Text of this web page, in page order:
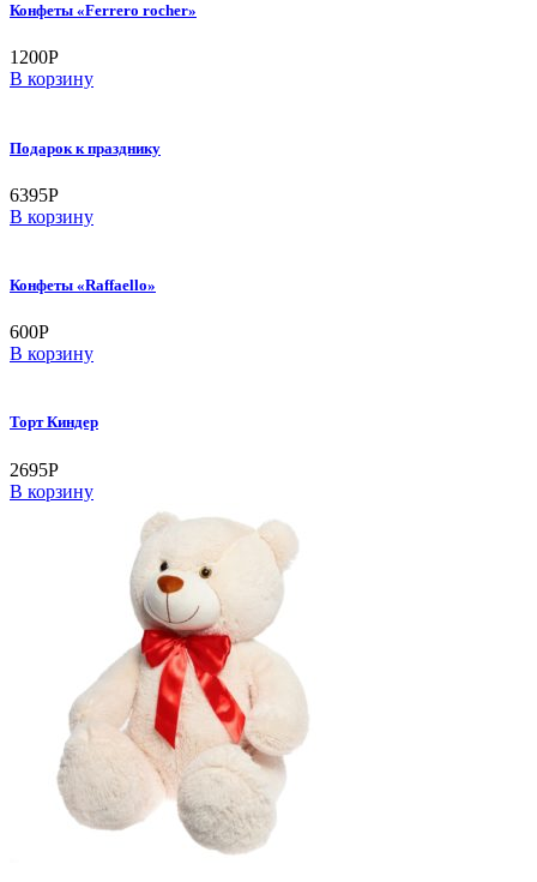
Конфеты «Ferrero rocher»
1200Р
В корзину
Подарок к празднику
6395Р
В корзину
Конфеты «Raffaello»
600Р
В корзину
Торт Киндер
2695Р
В корзину